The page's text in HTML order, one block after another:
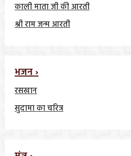
काली माता जी की आरती
श्री राम जन्म आरती
भजन ›
रसखान
सुदामा का चरित्र